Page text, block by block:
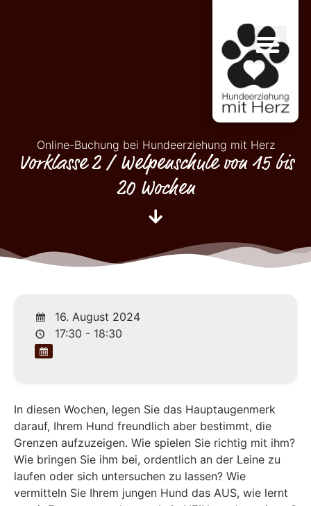
Online-Buchung bei Hundeerziehung mit Herz
Vorklasse 2 / Welpenschule von 15 bis
20 Wochen
16. August 2024
17:30 - 18:30
In diesen Wochen, legen Sie das Hauptaugenmerk
darauf, Ihrem Hund freundlich aber bestimmt, die
Grenzen aufzuzeigen. Wie spielen Sie richtig mit ihm?
Wie bringen Sie ihm bei, ordentlich an der Leine zu
laufen oder sich untersuchen zu lassen? Wie
vermitteln Sie Ihrem jungen Hund das AUS, wie lernt